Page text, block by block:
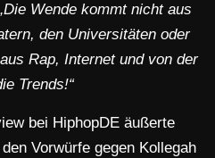
Wende kommt nicht aus
den Universitäten oder
Rap, Internet und von der
Trends!“
bei HiphopDE äußerte
Vorwürfe gegen Kollegah